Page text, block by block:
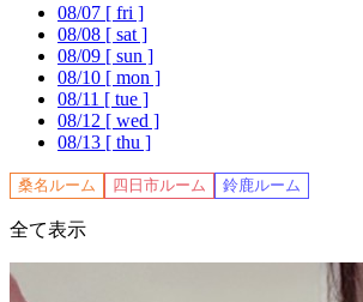
08/07 [ fri ]
08/08 [ sat ]
08/09 [ sun ]
08/10 [ mon ]
08/11 [ tue ]
08/12 [ wed ]
08/13 [ thu ]
桑名ルーム 四日市ルーム 鈴鹿ルーム
全て表示